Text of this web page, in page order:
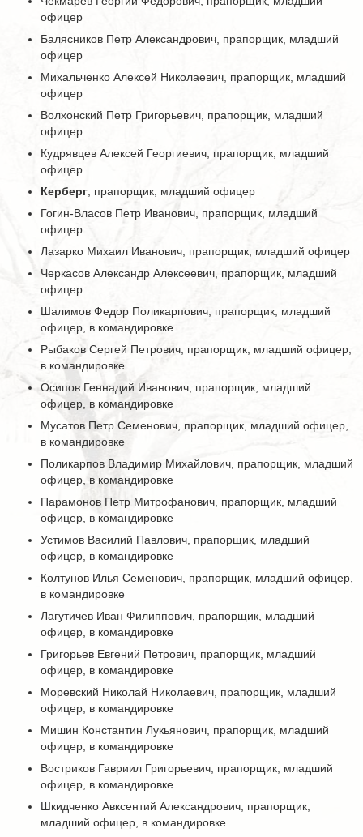
офицер
Балясников Петр Александрович, прапорщик, младший
офицер
Михальченко Алексей Николаевич, прапорщик, младший
офицер
Волхонский Петр Григорьевич, прапорщик, младший
офицер
Кудрявцев Алексей Георгиевич, прапорщик, младший
офицер
Керберг , прапорщик, младший офицер
Гогин-Власов Петр Иванович, прапорщик, младший
офицер
Лазарко Михаил Иванович, прапорщик, младший офицер
Черкасов Александр Алексеевич, прапорщик, младший
офицер
Шалимов Федор Поликарпович, прапорщик, младший
офицер, в командировке
Рыбаков Сергей Петрович, прапорщик, младший офицер,
в командировке
Осипов Геннадий Иванович, прапорщик, младший
офицер, в командировке
Мусатов Петр Семенович, прапорщик, младший офицер,
в командировке
Поликарпов Владимир Михайлович, прапорщик, младший
офицер, в командировке
Парамонов Петр Митрофанович, прапорщик, младший
офицер, в командировке
Устимов Василий Павлович, прапорщик, младший
офицер, в командировке
Колтунов Илья Семенович, прапорщик, младший офицер,
в командировке
Лагутичев Иван Филиппович, прапорщик, младший
офицер, в командировке
Григорьев Евгений Петрович, прапорщик, младший
офицер, в командировке
Моревский Николай Николаевич, прапорщик, младший
офицер, в командировке
Мишин Константин Лукьянович, прапорщик, младший
офицер, в командировке
Востриков Гавриил Григорьевич, прапорщик, младший
офицер, в командировке
Шкидченко Авксентий Александрович, прапорщик,
младший офицер, в командировке